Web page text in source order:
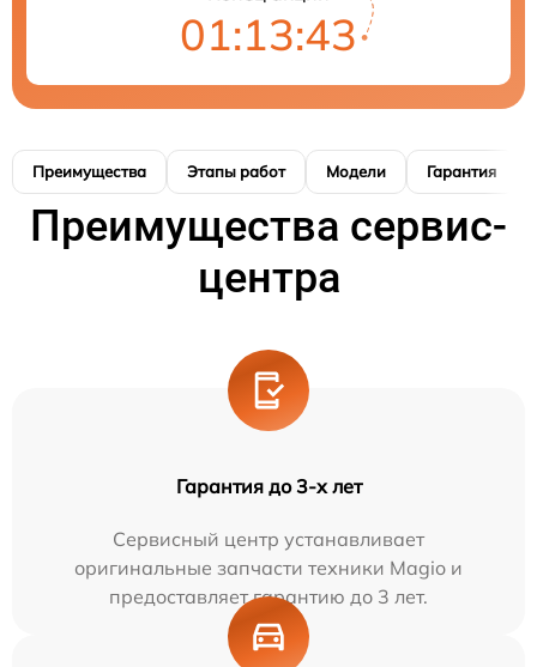
01:13:43
Преимущества Этапы работ Модели Гарантия
Преимущества сервис-
центра
Гарантия до 3-х лет
Сервисный центр устанавливает
оригинальные запчасти техники Magio и
предоставляет гарантию до 3 лет.